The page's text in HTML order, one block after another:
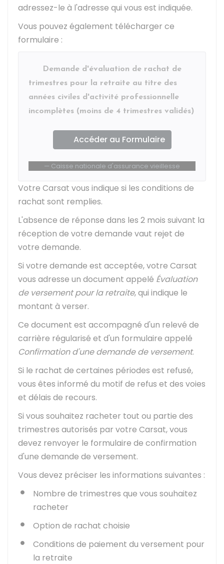
adressez-le à l'adresse qui vous est indiquée.
Vous pouvez également télécharger ce
formulaire :
Demande d'évaluation de rachat de
trimestres pour la retraite au titre des
années civiles d'activité professionnelle
incomplètes (moins de 4 trimestres validés)
Accéder au Formulaire
Caisse nationale d'assurance vieillesse
Votre Carsat vous indique si les conditions de
rachat sont remplies.
L'absence de réponse dans les 2 mois suivant la
réception de votre demande vaut rejet de
votre demande.
Si votre demande est acceptée, votre Carsat
vous adresse un document appelé Évaluation
de versement pour la retraite, qui indique le
montant à verser.
Ce document est accompagné d'un relevé de
carrière régularisé et d'un formulaire appelé
Confirmation d'une demande de versement.
Si le rachat de certaines périodes est refusé,
vous êtes informé du motif de refus et des voies
et délais de recours.
Si vous souhaitez racheter tout ou partie des
trimestres autorisés par votre Carsat, vous
devez renvoyer le formulaire de confirmation
d'une demande de versement.
Vous devez préciser les informations suivantes :
Nombre de trimestres que vous souhaitez
racheter
Option de rachat choisie
Conditions de paiement du versement pour
la retraite